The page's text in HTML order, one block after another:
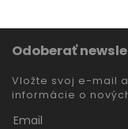
Odoberať
Vložte svoj e-mail
informácie o
Email